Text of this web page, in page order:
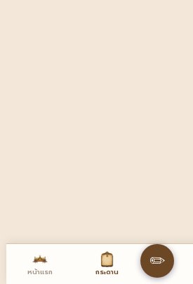
หน้าแรก กระดาน ✏️